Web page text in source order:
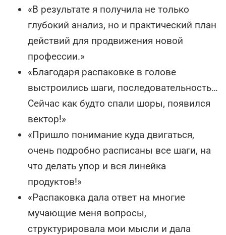
«В результате я получила не только
глубокий анализ, но и практический план
действий для продвижения новой
профессии.»
«Благодаря распаковке в голове
выстроились шаги, последовательность…
Сейчас как будто спали шоры, появился
вектор!»
«Пришло понимание куда двигаться,
очень подробно расписаны все шаги, на
что делать упор и вся линейка
продуктов!»
«Распаковка дала ответ на многие
мучающие меня вопросы,
структурировала мои мысли и дала